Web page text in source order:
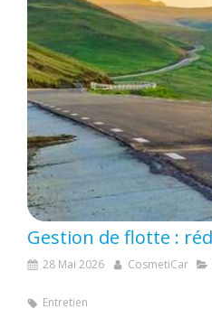
28 Mai 2026 CosmetiCar
Entretien